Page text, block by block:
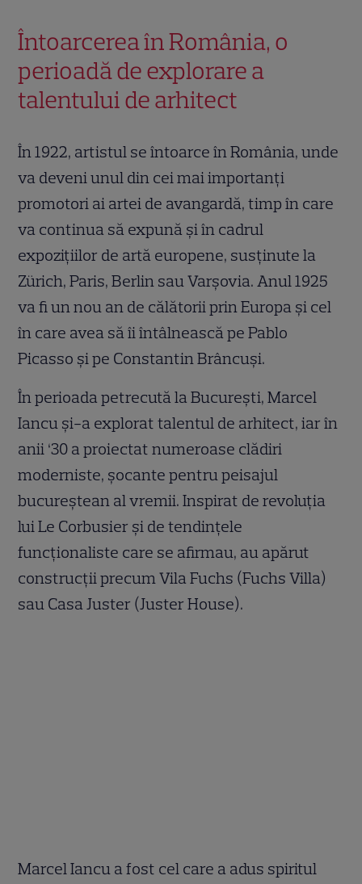
Întoarcerea în România, o
perioadă de explorare a
talentului de arhitect
În 1922, artistul se întoarce în România, unde
va deveni unul din cei mai importanți
promotori ai artei de avangardă, timp în care
va continua să expună și în cadrul
expozițiilor de artă europene, susținute la
Zürich, Paris, Berlin sau Varșovia. Anul 1925
va fi un nou an de călătorii prin Europa și cel
în care avea să îi întâlnească pe Pablo
Picasso și pe Constantin Brâncuși.
În perioada petrecută la București, Marcel
Iancu și-a explorat talentul de arhitect, iar în
anii ‘30 a proiectat numeroase clădiri
moderniste, șocante pentru peisajul
bucureștean al vremii. Inspirat de revoluția
lui Le Corbusier și de tendințele
funcționaliste care se afirmau, au apărut
construcții precum Vila Fuchs (Fuchs Villa)
sau Casa Juster (Juster House).
Marcel Iancu a fost cel care a adus spiritul